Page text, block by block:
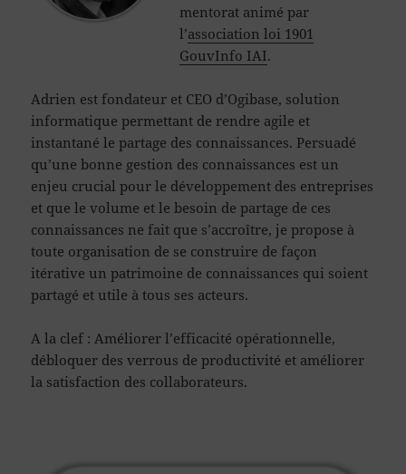
mentorat animé par
l’association loi 1901
GouvInfo IAI.
Adrien est fondateur et CEO d’Ogibase, solution
informatique permettant de rendre agile et
instantané le partage des connaissances. Persuadé
qu’une bonne gestion des connaissances est un
enjeu crucial pour le développement des entreprises
et que le volume et le besoin de partage de ces
connaissances ne fait que s’accroître, je propose à
toute organisation de se construire de façon
itérative un patrimoine de connaissances qui soient
partagé et utile à tous ses acteurs.
A la clef : Améliorer l’efficacité opérationnelle,
débloquer des verrous de productivité et améliorer
la satisfaction des collaborateurs.